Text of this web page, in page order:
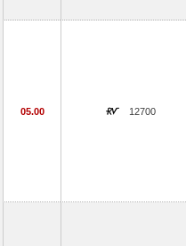
05.00 12700